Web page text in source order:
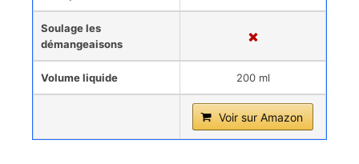
Soulage les
démangeaisons
Volume liquide 200 ml
Voir sur Amazon